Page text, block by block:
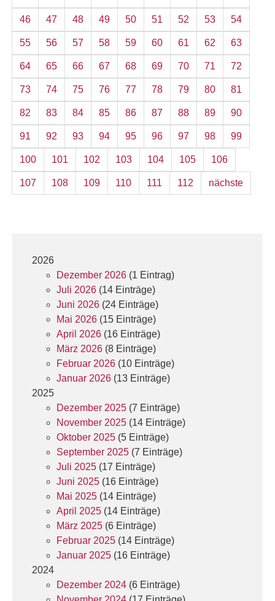
46 47 48 49 50 51 52 53 54
55 56 57 58 59 60 61 62 63
64 65 66 67 68 69 70 71 72
73 74 75 76 77 78 79 80 81
82 83 84 85 86 87 88 89 90
91 92 93 94 95 96 97 98 99
100 101 102 103 104 105 106
107 108 109 110 111 112 nächste
2026
Dezember 2026 (1 Eintrag)
Juli 2026 (14 Einträge)
Juni 2026 (24 Einträge)
Mai 2026 (15 Einträge)
April 2026 (16 Einträge)
März 2026 (8 Einträge)
Februar 2026 (10 Einträge)
Januar 2026 (13 Einträge)
2025
Dezember 2025 (7 Einträge)
November 2025 (14 Einträge)
Oktober 2025 (5 Einträge)
September 2025 (7 Einträge)
Juli 2025 (17 Einträge)
Juni 2025 (16 Einträge)
Mai 2025 (14 Einträge)
April 2025 (14 Einträge)
März 2025 (6 Einträge)
Februar 2025 (14 Einträge)
Januar 2025 (16 Einträge)
2024
Dezember 2024 (6 Einträge)